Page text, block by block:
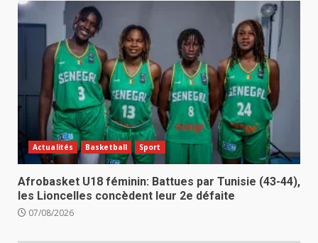
Actualités Basketball Sport
Afrobasket U18 féminin: Battues par Tunisie (43-44),
les Lioncelles concèdent leur 2e défaite
07/08/2026